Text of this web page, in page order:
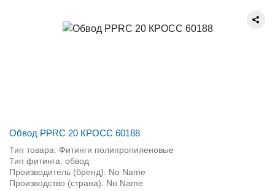
Обвод PPRC 20 КРОСС 60188
Тип товара: Фитинги полипропиленовые
Тип фитинга: обвод
Производитель (бренд): No Name
Производство (страна): No Name